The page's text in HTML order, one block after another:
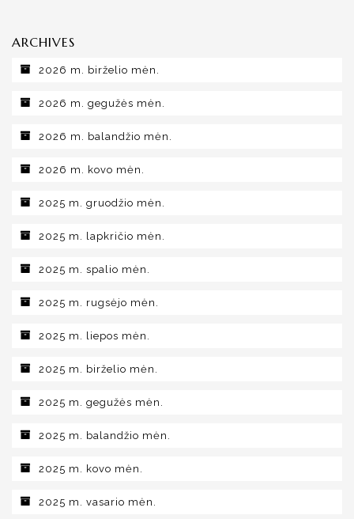
ARCHIVES
2026 m. birželio mėn.
2026 m. gegužės mėn.
2026 m. balandžio mėn.
2026 m. kovo mėn.
2025 m. gruodžio mėn.
2025 m. lapkričio mėn.
2025 m. spalio mėn.
2025 m. rugsėjo mėn.
2025 m. liepos mėn.
2025 m. birželio mėn.
2025 m. gegužės mėn.
2025 m. balandžio mėn.
2025 m. kovo mėn.
2025 m. vasario mėn.